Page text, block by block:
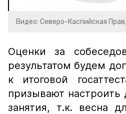
Видео: Северо-Каспийская
Оценки за
результатом будем
к итоговой
призывают настроить
занятия, т.к. весна